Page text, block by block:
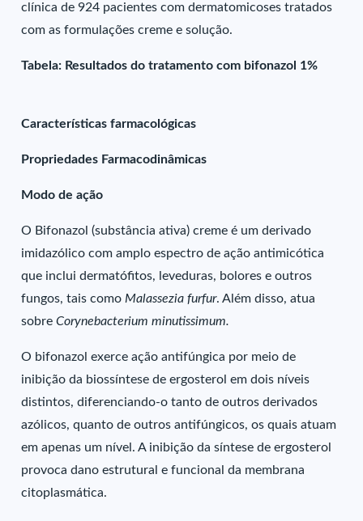
clínica de 924 pacientes com dermatomicoses tratados
com as formulações creme e solução.
Tabela: Resultados do tratamento com bifonazol 1%
Características farmacológicas
Propriedades Farmacodinâmicas
Modo de ação
O Bifonazol (substância ativa) creme é um derivado
imidazólico com amplo espectro de ação antimicótica
que inclui dermatófitos, leveduras, bolores e outros
fungos, tais como Malassezia furfur. Além disso, atua
sobre Corynebacterium minutissimum.
O bifonazol exerce ação antifúngica por meio de
inibição da biossíntese de ergosterol em dois níveis
distintos, diferenciando-o tanto de outros derivados
azólicos, quanto de outros antifúngicos, os quais atuam
em apenas um nível. A inibição da síntese de ergosterol
provoca dano estrutural e funcional da membrana
citoplasmática.